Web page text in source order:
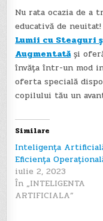
Nu rata ocazia de a
educativă de neuitat!
Lumii cu Steaguri
Augmentatăși
învăța într-un mod
oferta specială
copilului tău un
Similare
Inteligența
Eficiența
iulie 2, 2023
În „INTELIGENTA
ARTIFICIALA”